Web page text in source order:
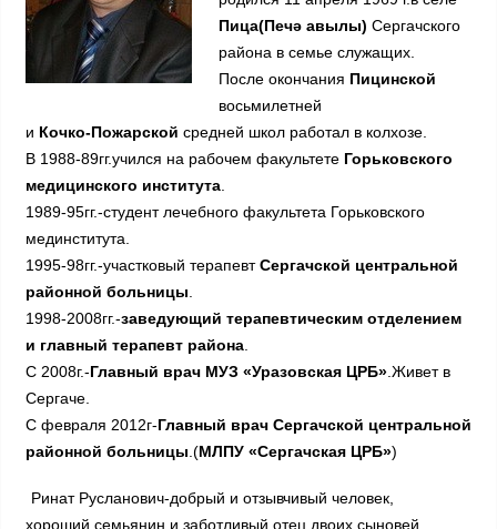
Пица(Печә авылы) Сергачского
района в семье служащих.
После окончания Пицинской
восьмилетней
и Кочко-Пожарской средней школ работал в колхозе.
В 1988-89гг.учился на рабочем факультете Горьковского
медицинского института.
1989-95гг.-студент лечебного факультета Горьковского
мединститута.
1995-98гг.-участковый терапевтСергачской центральной
районной больницы.
1998-2008гг.-заведующий терапевтическим отделением
и главный терапевт района.
С 2008г.-Главный врач МУЗ «Уразовская ЦРБ».Живет в
Сергаче.
С февраля 2012г-Главный врач Сергачской центральной
районной больницы.(МЛПУ «Сергачская ЦРБ»)
Ринат Русланович-добрый и отзывчивый человек,
хороший семьянин и заботливый отец двоих сыновей,